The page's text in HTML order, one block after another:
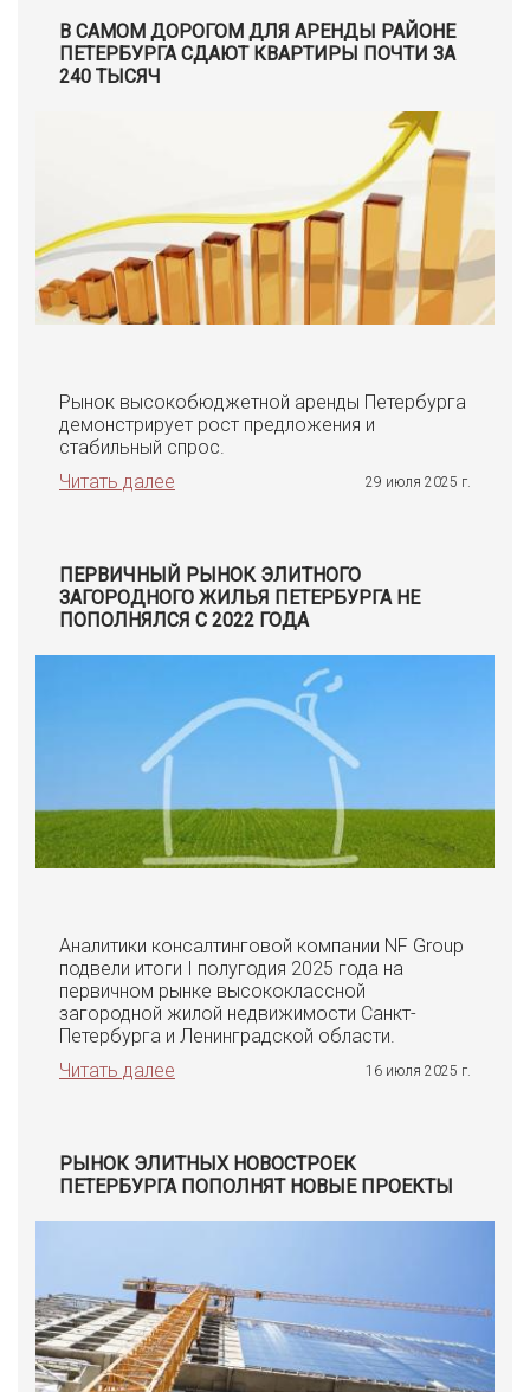
В САМОМ ДОРОГОМ ДЛЯ АРЕНДЫ РАЙОНЕ
ПЕТЕРБУРГА СДАЮТ КВАРТИРЫ ПОЧТИ ЗА
240 ТЫСЯЧ
Рынок высокобюджетной аренды Петербурга
демонстрирует рост предложения и
стабильный спрос.
Читать далее
29 июля 2025 г.
ПЕРВИЧНЫЙ РЫНОК ЭЛИТНОГО
ЗАГОРОДНОГО ЖИЛЬЯ ПЕТЕРБУРГА НЕ
ПОПОЛНЯЛСЯ С 2022 ГОДА
Аналитики консалтинговой компании NF Group
подвели итоги I полугодия 2025 года на
первичном рынке высококлассной
загородной жилой недвижимости Санкт-
Петербурга и Ленинградской области.
Читать далее
16 июля 2025 г.
РЫНОК ЭЛИТНЫХ НОВОСТРОЕК
ПЕТЕРБУРГА ПОПОЛНЯТ НОВЫЕ ПРОЕКТЫ